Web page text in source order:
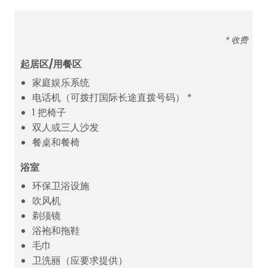
* 收费
起居区/用餐区
家庭娱乐系统
电话机（可拨打国际长途直拨号码） *
1 把椅子
双人或三人沙发
餐桌和餐椅
浴室
环保卫浴设施
吹风机
剃须镜
浴袍和拖鞋
毛巾
卫洗丽（应要求提供）